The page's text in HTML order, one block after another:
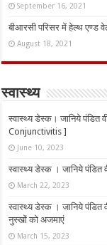
September 16, 2021
बीआरसी परिसर में हेल्थ एण्ड
August 18, 2021
स्वास्थ्य
स्वास्थ्य डेस्क। जानिये
Conjunctivitis ]
June 10, 2023
स्वास्थ्य डेस्क । जानिये पंडित
March 22, 2023
स्वास्थ्य डेस्क । जानिये पंडित
नुस्‍खों को अजमाएं
March 15, 2023